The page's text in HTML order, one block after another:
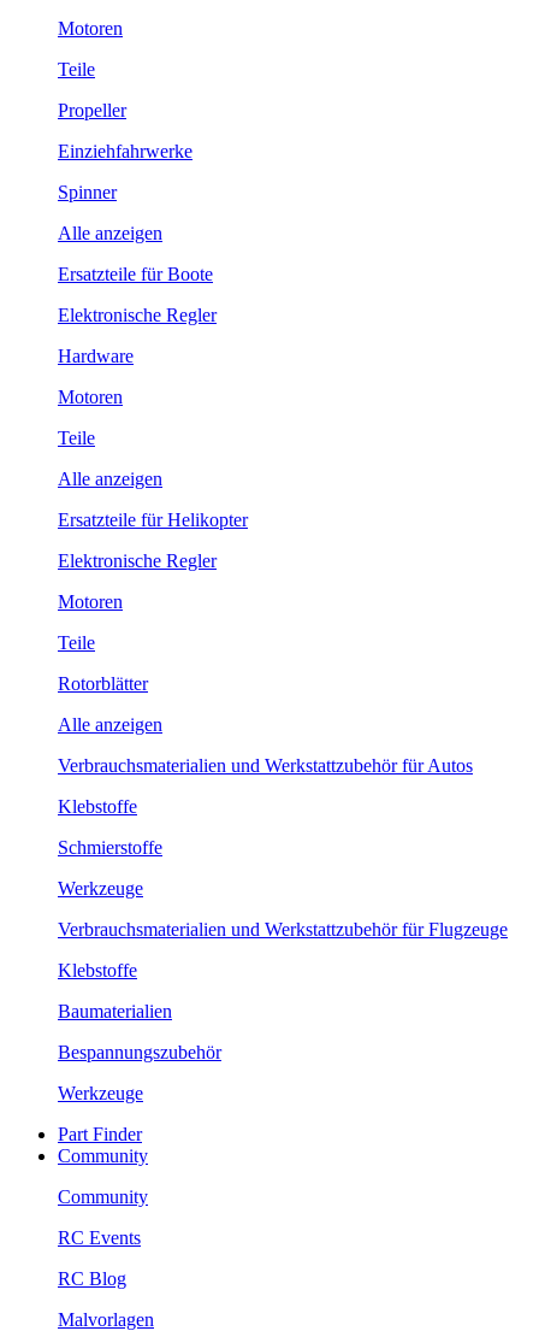
Motoren
Teile
Propeller
Einziehfahrwerke
Spinner
Alle anzeigen
Ersatzteile für Boote
Elektronische Regler
Hardware
Motoren
Teile
Alle anzeigen
Ersatzteile für Helikopter
Elektronische Regler
Motoren
Teile
Rotorblätter
Alle anzeigen
Verbrauchsmaterialien und Werkstattzubehör für Autos
Klebstoffe
Schmierstoffe
Werkzeuge
Verbrauchsmaterialien und Werkstattzubehör für Flugzeuge
Klebstoffe
Baumaterialien
Bespannungszubehör
Werkzeuge
Part Finder
Community
Community
RC Events
RC Blog
Malvorlagen